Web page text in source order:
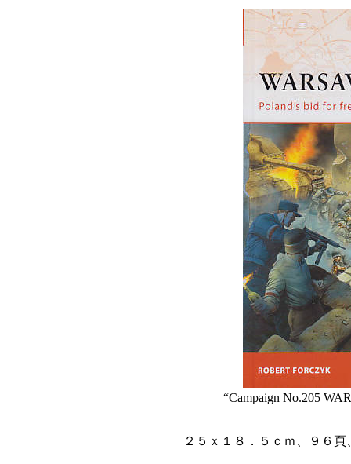
“Campaign No.205
２５ｘ１８．５ｃｍ、９６